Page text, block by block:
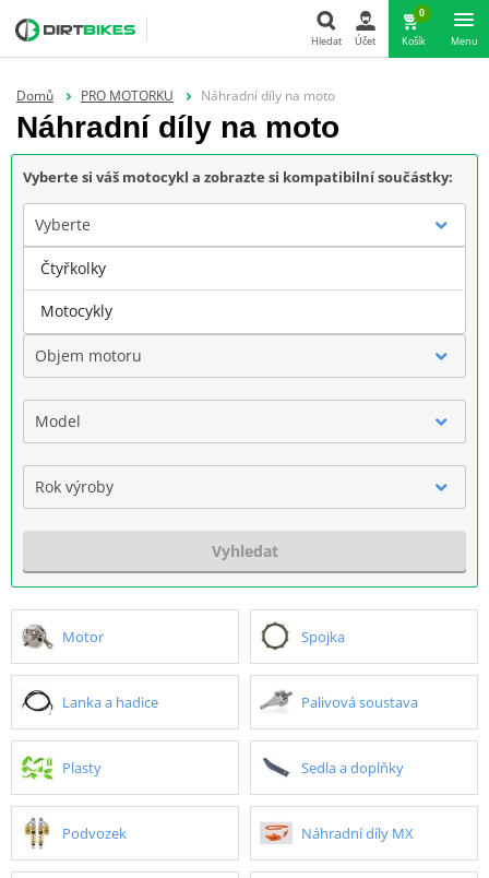
Hledat Účet
0
Košík Menu
Domů PRO MOTORKU Náhradní díly na moto
Náhradní díly na moto
Vyberte si váš motocykl a zobrazte si kompatibilní součástky:
Vyberte
Značka
Objem motoru
Model
Rok výroby
Vyhledat
Motor Spojka
Lanka a hadice Palivová soustava
Plasty Sedla a doplňky
Podvozek Náhradní díly MX
Čtyřkolky
Motocykly